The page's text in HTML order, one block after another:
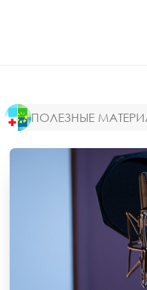
ПОЛЕЗНЫЕ